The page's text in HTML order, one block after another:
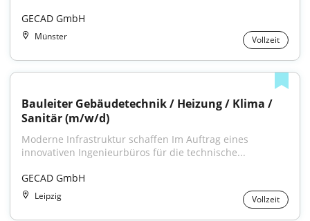
GECAD GmbH
Münster Vollzeit
Bauleiter Gebäudetechnik / Heizung / Klima /
Sanitär (m/w/d)
Moderne Infrastruktur schaffen Im Auftrag eines
innovativen Ingenieurbüros für die technische...
GECAD GmbH
Leipzig Vollzeit